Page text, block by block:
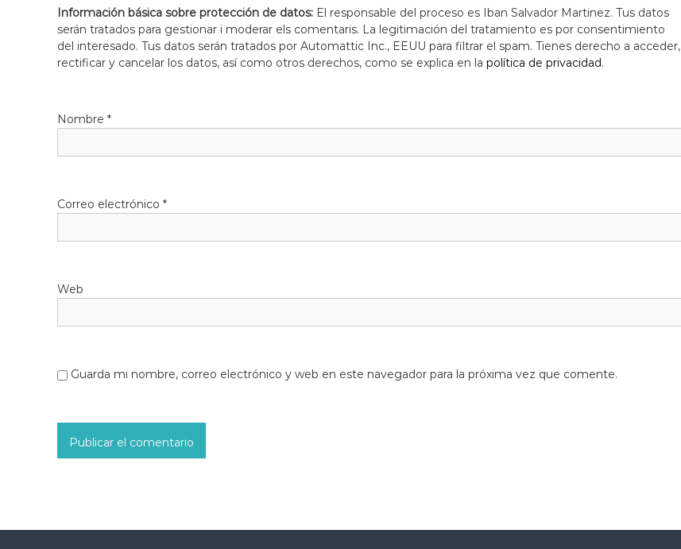
Información básica sobre protección de datos: El responsable del proceso es Iban Salvador Martinez. Tus datos
serán tratados para gestionar i moderar els comentaris. La legitimación del tratamiento es por consentimiento
del interesado. Tus datos serán tratados por Automattic Inc., EEUU para filtrar el spam. Tienes derecho a acceder,
rectificar y cancelar los datos, así como otros derechos, como se explica en la política de privacidad.
Nombre *
Correo electrónico *
Web
Guarda mi nombre, correo electrónico y web en este navegador para la próxima vez que comente.